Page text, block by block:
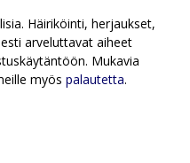
Häiriköinti, herjaukset,
arveluttavat aiheet
Mukavia
myös palautetta.